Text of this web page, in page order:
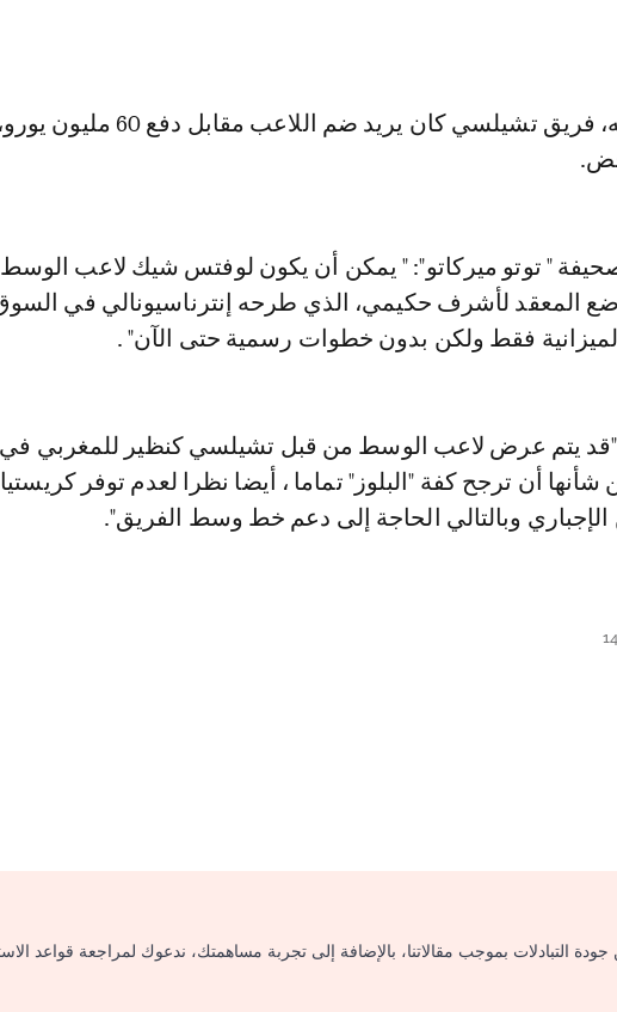
من جانبه، فريق تشيلسي كان يريد ضم اللاعب
" توتو ميركاتو": " يمكن أن يكون لوفتس شيك لاعب الوسط
المعقد لأشرف حكيمي، الذي طرحه إنترناسيونالي في
فقط ولكن بدون خطوات رسمية حتى الآن" .
يتم عرض لاعب الوسط من قبل تشيلسي كنظير للمغربي في
أن ترجح كفة "البلوز" تماما ، أيضا نظرا لعدم توفر
وبالتالي الحاجة إلى دعم خط وسط الفريق".
التبادلات بموجب مقالاتنا، بالإضافة إلى تجربة مساهمتك، ندعوك لمراجعة قواعد